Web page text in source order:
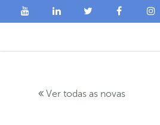
Ver todas as novas